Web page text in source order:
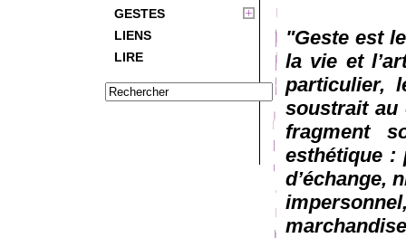
GESTES
LIENS
LIRE
"Geste est
la vie et
particulier,
soustrait au
fragment
esthétique :
d’échange,